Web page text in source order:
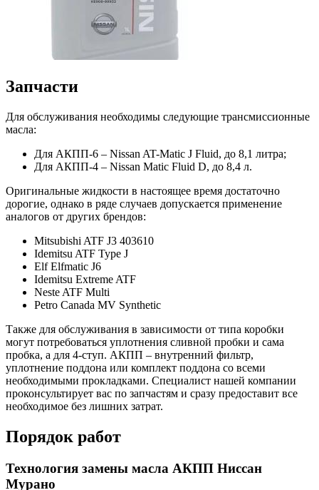
Запчасти
Для обслуживания необходимы следующие трансмиссионные
масла:
Для АКПП-6 – Nissan AT-Matic J Fluid, до 8,1 литра;
Для АКПП-4 – Nissan Matic Fluid D, до 8,4 л.
Оригинальные жидкости в настоящее время достаточно
дорогие, однако в ряде случаев допускается применение
аналогов от других брендов:
Mitsubishi ATF J3 403610
Idemitsu ATF Type J
Elf Elfmatic J6
Idemitsu Extreme ATF
Neste ATF Multi
Petro Canada MV Synthetic
Также для обслуживания в зависимости от типа коробки
могут потребоваться уплотнения сливной пробки и сама
пробка, а для 4-ступ. АКПП – внутренний фильтр,
уплотнение поддона или комплект поддона со всеми
необходимыми прокладками. Специалист нашей компании
проконсультирует вас по запчастям и сразу предоставит все
необходимое без лишних затрат.
Порядок работ
Технология замены масла АКПП Ниссан
Мурано